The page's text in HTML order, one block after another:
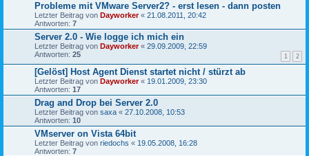
Probleme mit VMware Server2? - erst lesen - dann posten
Letzter Beitrag von Dayworker« 21.08.2011, 20:42
Antworten: 7
Server 2.0 - Wie logge ich mich ein
Letzter Beitrag von Dayworker« 29.09.2009, 22:59
Antworten: 25 1 2
[Gelöst] Host Agent Dienst startet nicht / stürzt ab
Letzter Beitrag von Dayworker« 19.01.2009, 23:30
Antworten: 17
Drag and Drop bei Server 2.0
Letzter Beitrag von saxa « 27.10.2008, 10:53
Antworten: 10
VMserver on Vista 64bit
Letzter Beitrag von riedochs « 19.05.2008, 16:28
Antworten: 7